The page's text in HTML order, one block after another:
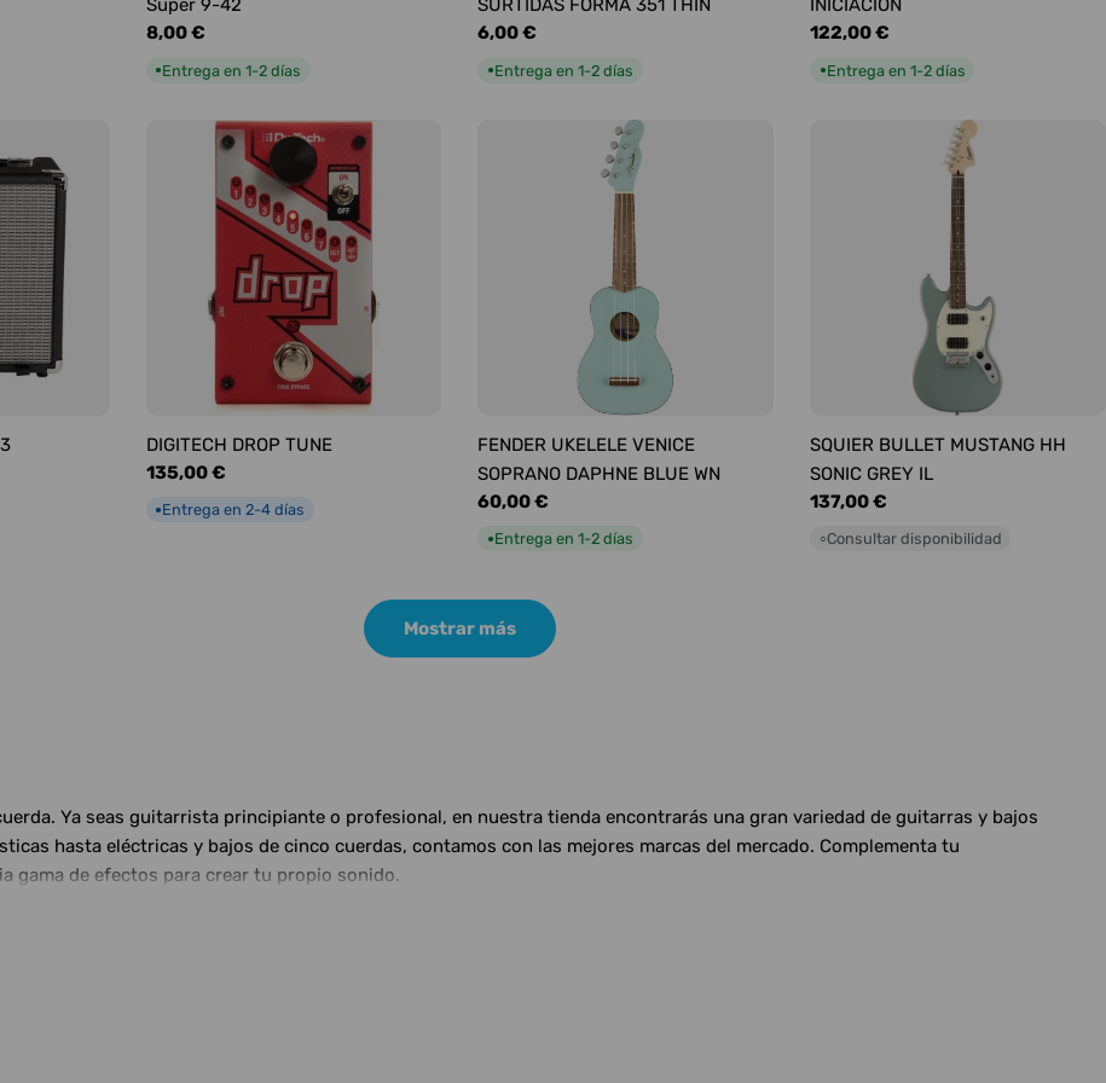
Super 9-42
Precio
8,00 €
●Entrega en 1-2 días
SURTIDAS FORMA 351 THIN
Precio
6,00 €
●Entrega en 1-2 días
INICIACIÓN
Precio
122,00 €
●Entrega en 1-2 días
DIGITECH DROP TUNE
Precio
135,00 €
●Entrega en 2-4 días
FENDER UKELELE VENICE
SOPRANO DAPHNE BLUE WN
Precio
60,00 €
●Entrega en 1-2 días
SQUIER BULLET MUSTANG HH
SONIC GREY IL
Precio
137,00 €
○Consultar disponibilidad
Mostrar más
Ya seas guitarrista principiante o profesional, en nuestra tienda encontrarás una gran variedad de guitarras y bajos
hasta eléctricas y bajos de cinco cuerdas, contamos con las mejores marcas del mercado. Complementa tu
gama de efectos para crear tu propio sonido.